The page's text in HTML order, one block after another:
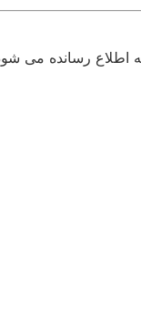
اطلاع رسانده می